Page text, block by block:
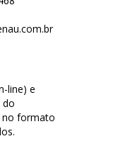
line) e
do
no formato